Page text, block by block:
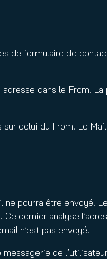
de formulaire de
dans le From.
celui du From. Le
ne pourra être envoyé.
dernier analyse
n’est pas envoyé.
de